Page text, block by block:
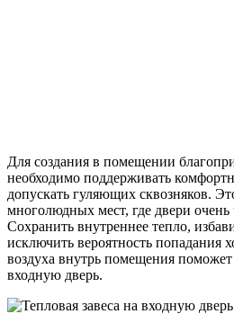
Для создания в помещении
необходимо поддерживать
допускать гуляющих сквозняков.
многолюдных мест, где двери очень
Сохранить внутреннее тепло,
исключить вероятность попадания
воздуха внутрь помещения поможет
входную дверь.